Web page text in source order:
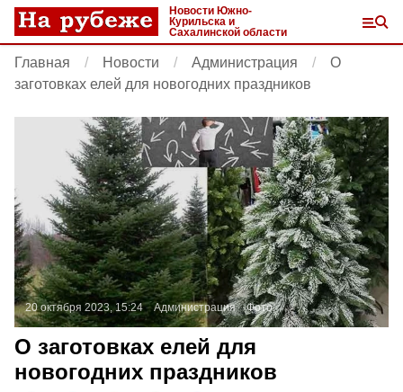
Новости Южно-
Курильска и
Сахалинской области
Главная Новости Администрация
О
заготовках елей для новогодних праздников
20 октября 2023, 15:24 Администрация Фото:
О заготовках елей для
новогодних праздников